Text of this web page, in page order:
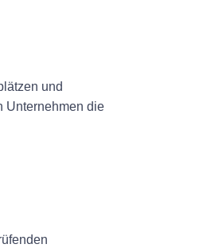
und
Unternehmen die